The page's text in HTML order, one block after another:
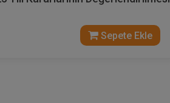
Sepete Ekle